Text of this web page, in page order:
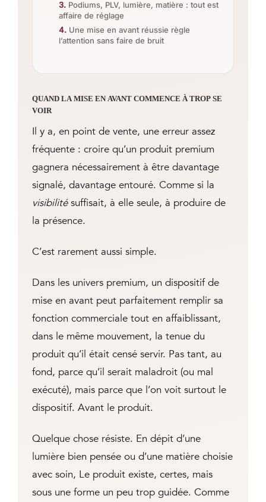
Podiums, PLV, lumière, matière : tout est
affaire de réglage
Une mise en avant réussie règle
l’attention sans faire de bruit
QUAND LA MISE EN AVANT COMMENCE À TROP SE
VOIR
Il y a, en point de vente, une erreur assez
fréquente : croire qu’un produit premium
gagnera nécessairement à être davantage
signalé, davantage entouré. Comme si la
visibilitésuffisait, à elle seule, à produire de
la présence.
C’est rarement aussi simple.
Dans les univers premium, un dispositif de
mise en avant peut parfaitement remplir sa
fonction commerciale tout en affaiblissant,
dans le même mouvement, la tenue du
produit qu’il était censé servir. Pas tant, au
fond, parce qu’il serait maladroit (ou mal
exécuté), mais parce que l’on voit surtout le
dispositif. Avant le produit.
Quelque chose résiste. En dépit d’une
lumière bien pensée ou d’une matière choisie
avec soin, Le produit existe, certes, mais
sous une forme un peu trop guidée. Comme